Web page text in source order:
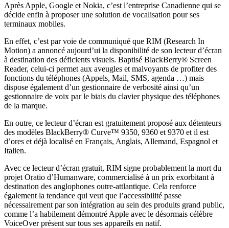
Après Apple, Google et Nokia, c’est l’entreprise Canadienne qui se
décide enfin à proposer une solution de vocalisation pour ses
terminaux mobiles.
En effet, c’est par voie de communiqué que RIM (Research In
Motion) a annoncé aujourd’ui la disponibilité de son lecteur d’écran
à destination des déficients visuels. Baptisé BlackBerry® Screen
Reader, celui-ci permet aux aveugles et malvoyants de profiter des
fonctions du téléphones (Appels, Mail, SMS, agenda …) mais
dispose également d’un gestionnaire de verbosité ainsi qu’un
gestionnaire de voix par le biais du clavier physique des téléphones
de la marque.
En outre, ce lecteur d’écran est gratuitement proposé aux détenteurs
des modèles BlackBerry® Curve™ 9350, 9360 et 9370 et il est
d’ores et déjà localisé en Français, Anglais, Allemand, Espagnol et
Italien.
Avec ce lecteur d’écran gratuit, RIM signe probablement la mort du
projet Oratio d’Humanware, commercialisé à un prix exorbitant à
destination des anglophones outre-attlantique. Cela renforce
également la tendance qui veut que l’accessibilité passe
nécessairement par son intégration au sein des produits grand public,
comme l’a habilement démontré Apple avec le désormais célèbre
VoiceOver présent sur tous ses appareils en natif.